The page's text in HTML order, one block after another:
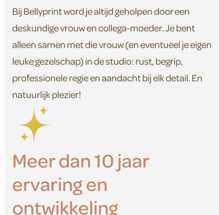
Bij Bellyprint word je altijd geholpen door een
deskundige vrouw en collega-moeder. Je bent
alleen samen met die vrouw (en eventueel je eigen
leuke gezelschap) in de studio: rust, begrip,
professionele regie en aandacht bij elk detail. En
natuurlijk plezier!
Meer dan 10 jaar
ervaring en
ontwikkeling